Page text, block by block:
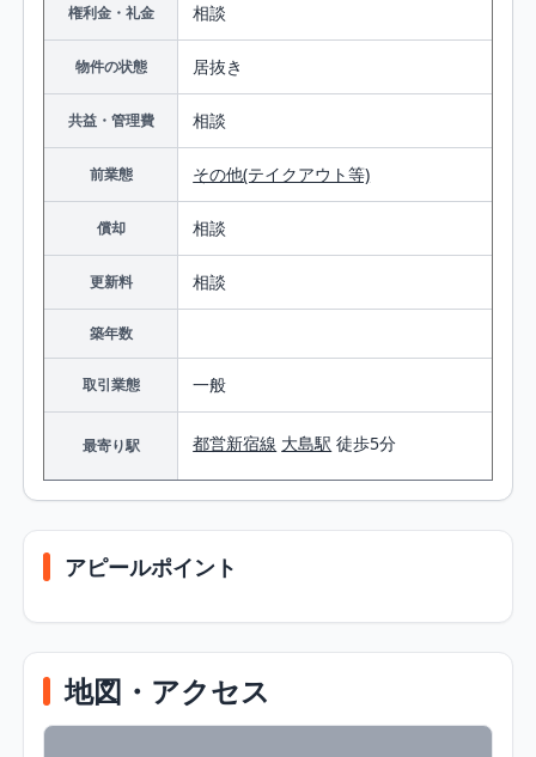
権利金・礼金 相談
物件の状態 居抜き
共益・管理費 相談
前業態 その他(テイクアウト等)
償却 相談
更新料 相談
築年数
取引業態 一般
最寄り駅 都営新宿線 大島駅 徒歩5分
アピールポイント
地図・アクセス